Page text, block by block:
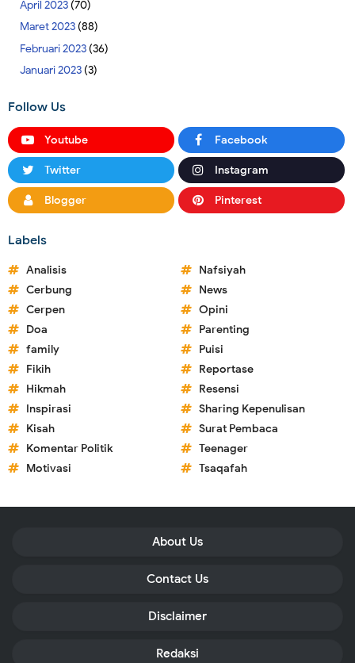
April 2023(70)
Maret 2023(88)
Februari 2023(36)
Januari 2023(3)
Follow Us
Youtube Facebook
Twitter Instagram
Blogger Pinterest
Labels
Analisis
Cerbung
Cerpen
Doa
family
Fikih
Hikmah
Inspirasi
Kisah
Komentar Politik
Motivasi
Nafsiyah
News
Opini
Parenting
Puisi
Reportase
Resensi
Sharing Kepenulisan
Surat Pembaca
Teenager
Tsaqafah
About Us
Contact Us
Disclaimer
Redaksi